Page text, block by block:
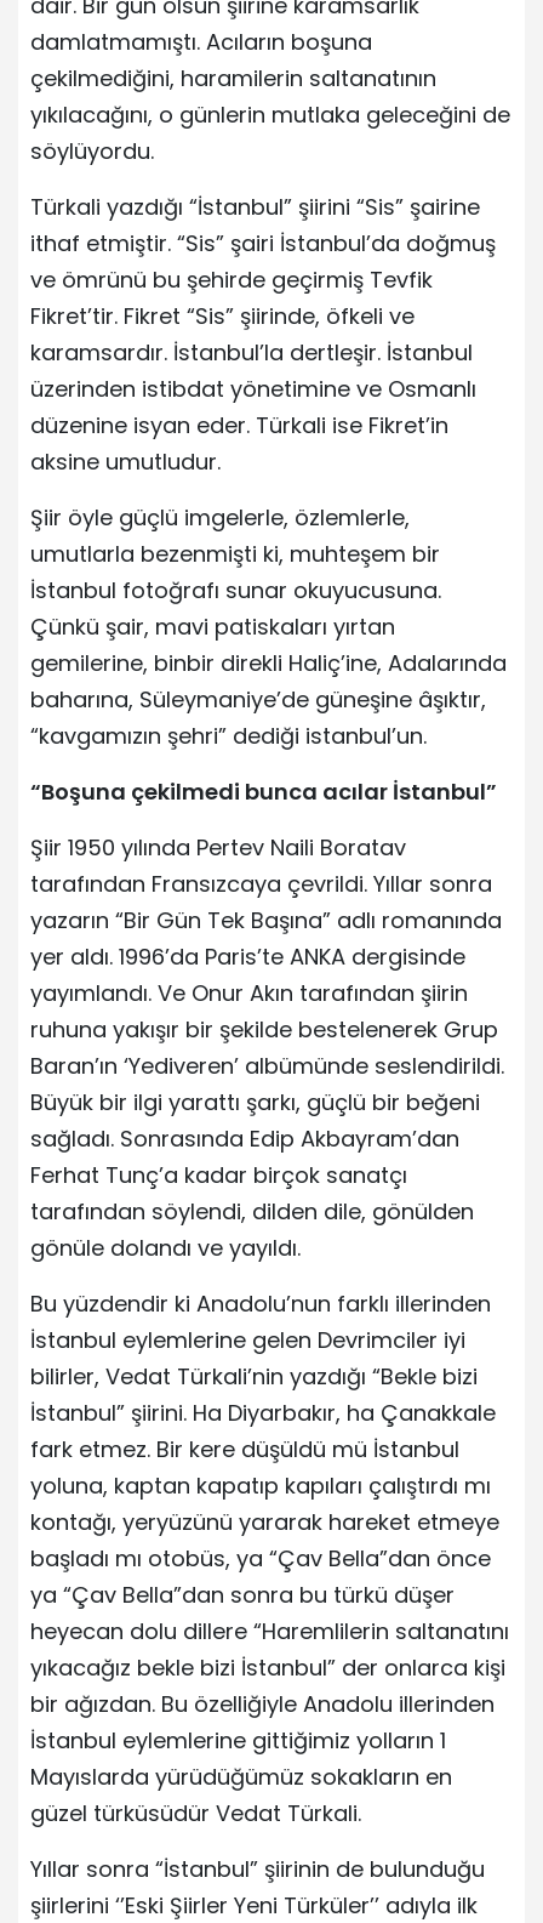
damlatmamıştı. Acıların boşuna
çekilmediğini, haramilerin saltanatının
yıkılacağını, o günlerin mutlaka geleceğini de
söylüyordu.
Türkali yazdığı “İstanbul” şiirini “Sis” şairine
ithaf etmiştir. “Sis” şairi İstanbul’da doğmuş
ve ömrünü bu şehirde geçirmiş Tevfik
Fikret’tir. Fikret “Sis” şiirinde, öfkeli ve
karamsardır. İstanbul’la dertleşir. İstanbul
üzerinden istibdat yönetimine ve Osmanlı
düzenine isyan eder. Türkali ise Fikret’in
aksine umutludur.
Şiir öyle güçlü imgelerle, özlemlerle,
umutlarla bezenmişti ki, muhteşem bir
İstanbul fotoğrafı sunar okuyucusuna.
Çünkü şair, mavi patiskaları yırtan
gemilerine, binbir direkli Haliç’ine, Adalarında
baharına, Süleymaniye’de güneşine âşıktır,
“kavgamızın şehri” dediği istanbul’un.
“Boşuna çekilmedi bunca acılar İstanbul”
Şiir 1950 yılında Pertev Naili Boratav
tarafından Fransızcaya çevrildi. Yıllar sonra
yazarın “Bir Gün Tek Başına” adlı romanında
yer aldı. 1996’da Paris’te ANKA dergisinde
yayımlandı. Ve Onur Akın tarafından şiirin
ruhuna yakışır bir şekilde bestelenerek Grup
Baran’ın ‘Yediveren’ albümünde seslendirildi.
Büyük bir ilgi yarattı şarkı, güçlü bir beğeni
sağladı. Sonrasında Edip Akbayram’dan
Ferhat Tunç’a kadar birçok sanatçı
tarafından söylendi, dilden dile, gönülden
gönüle dolandı ve yayıldı.
Bu yüzdendir ki Anadolu’nun farklı illerinden
İstanbul eylemlerine gelen Devrimciler iyi
bilirler, Vedat Türkali’nin yazdığı “Bekle bizi
İstanbul” şiirini. Ha Diyarbakır, ha Çanakkale
fark etmez. Bir kere düşüldü mü İstanbul
yoluna, kaptan kapatıp kapıları çalıştırdı mı
kontağı, yeryüzünü yararak hareket etmeye
başladı mı otobüs, ya “Çav Bella”dan önce
ya “Çav Bella”dan sonra bu türkü düşer
heyecan dolu dillere “Haremlilerin saltanatını
yıkacağız bekle bizi İstanbul” der onlarca kişi
bir ağızdan. Bu özelliğiyle Anadolu illerinden
İstanbul eylemlerine gittiğimiz yolların 1
Mayıslarda yürüdüğümüz sokakların en
güzel türküsüdür Vedat Türkali.
Yıllar sonra “İstanbul” şiirinin de bulunduğu
şiirlerini ‘’Eski Şiirler Yeni Türküler’’ adıyla ilk